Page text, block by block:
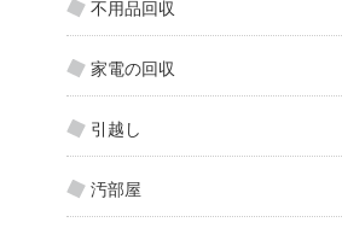
不用品回収
家電の回収
引越し
汚部屋